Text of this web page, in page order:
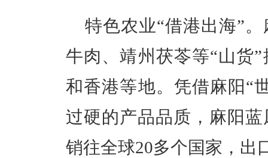
特色农业“借港出海”
牛肉、靖州茯苓等“山货
和香港等地。凭借麻阳“
过硬的产品品质，麻阳
销往全球20多个国家，出